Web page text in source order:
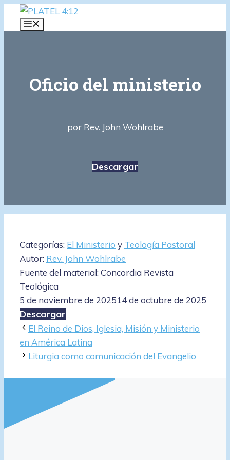
Saltar
Oficio del ministerio
por Rev. John Wohlrabe
Descargar
Categorías: El Ministerio y Teología Pastoral
Autor: Rev. John Wohlrabe
Fuente del material: Concordia Revista
Teológica
5 de noviembre de 202514 de octubre de 2025
Descargar
El Reino de Dios, Iglesia, Misión y Ministerio
en América Latina
Liturgia como comunicación del Evangelio